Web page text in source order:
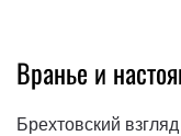
Вранье и
Брехтовский